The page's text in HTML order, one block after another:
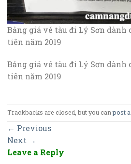
Bảng giá vé tàu đi Lý Sơn dành
tiên năm 2019
Bảng giá vé tàu đi Lý Sơn dành
tiên năm 2019
Trackbacks are closed, but you canpost
← Previous
Next →
Leave a Reply